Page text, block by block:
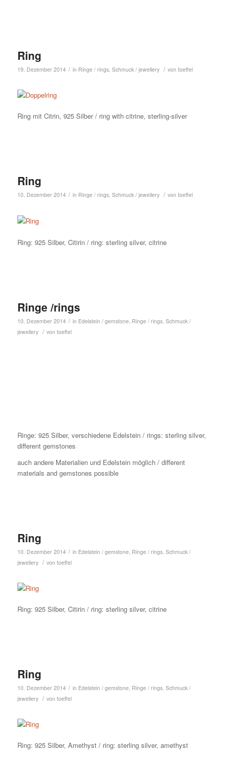
Ring
19. Dezember 2014 / in Ringe / rings, Schmuck / jewellery / von toeffel
Ring mit Citrin, 925 Silber / ring with citrine, sterling-silver
Ring
10. Dezember 2014 / in Ringe / rings, Schmuck / jewellery / von toeffel
Ring: 925 Silber, Citirin / ring: sterling silver, citrine
Ringe /rings
10. Dezember 2014 / in Edelstein / gemstone, Ringe / rings, Schmuck /
jewellery / von toeffel
Ringe: 925 Silber, verschiedene Edelstein / rings: sterling silver,
different gemstones
auch andere Materialien und Edelstein möglich / different
materials and gemstones possible
Ring
10. Dezember 2014 / in Edelstein / gemstone, Ringe / rings, Schmuck /
jewellery / von toeffel
Ring: 925 Silber, Citirin / ring: sterling silver, citrine
Ring
10. Dezember 2014 / in Edelstein / gemstone, Ringe / rings, Schmuck /
jewellery / von toeffel
Ring: 925 Silber, Amethyst / ring: sterling silver, amethyst